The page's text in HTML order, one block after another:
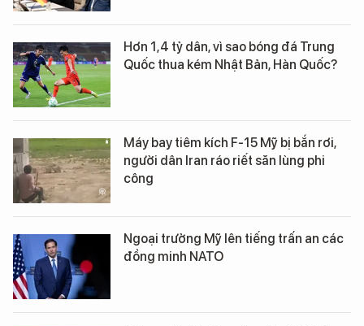
Hơn 1,4 tỷ dân, vì sao bóng đá Trung
Quốc thua kém Nhật Bản, Hàn Quốc?
Máy bay tiêm kích F-15 Mỹ bị bắn rơi,
người dân Iran ráo riết săn lùng phi
công
Ngoại trưởng Mỹ lên tiếng trấn an các
đồng minh NATO